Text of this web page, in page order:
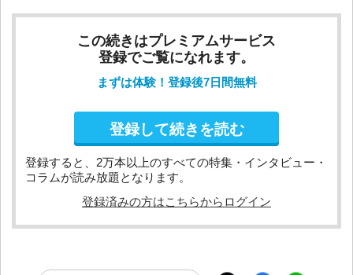
この続きはプレミアムサービス
登録でご覧になれます。
まずは体験！登録後7日間無料
登録して続きを読む
登録すると、2万本以上のすべての特集・インタビュー・
コラムが読み放題となります。
登録済みの方はこちらからログイン